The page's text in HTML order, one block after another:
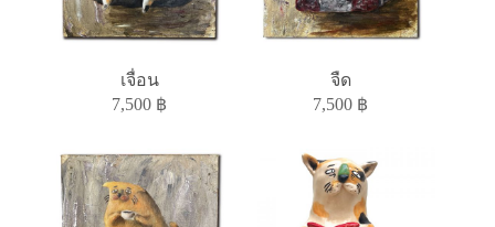
เจื่อน
7,500 ฿
จืด
7,500 ฿